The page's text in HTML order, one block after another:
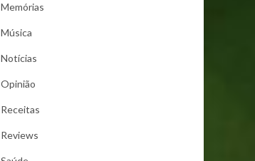
Memórias
Música
Notícias
Opinião
Receitas
Reviews